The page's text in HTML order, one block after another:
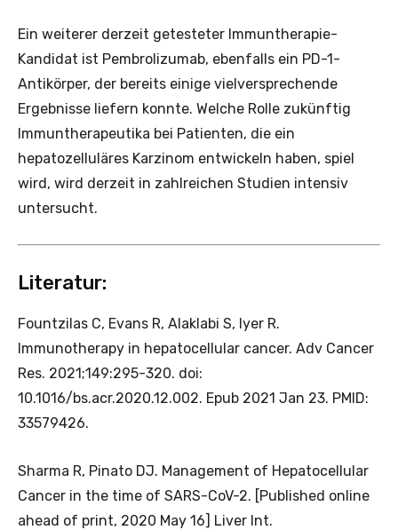
Ein weiterer derzeit getesteter Immuntherapie-
Kandidat ist Pembrolizumab, ebenfalls ein PD-1-
Antikörper, der bereits einige vielversprechende
Ergebnisse liefern konnte. Welche Rolle zukünftig
Immuntherapeutika bei Patienten, die ein
hepatozelluläres Karzinom entwickeln haben, spiel
wird, wird derzeit in zahlreichen Studien intensiv
untersucht.
Literatur:
Fountzilas C, Evans R, Alaklabi S, Iyer R.
Immunotherapy in hepatocellular cancer. Adv Cancer
Res. 2021;149:295-320. doi:
10.1016/bs.acr.2020.12.002. Epub 2021 Jan 23. PMID:
33579426.
Sharma R, Pinato DJ. Management of Hepatocellular
Cancer in the time of SARS-CoV-2. [Published online
ahead of print, 2020 May 16] Liver Int.